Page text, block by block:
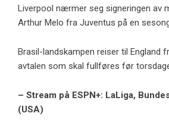
Liverpool nærmer seg signeringen av
Arthur Melo fra Juventus på en
Brasil-landskampen reiser til England
avtalen som skal fullføres før
– Stream på ESPN+: LaLiga,
(USA)